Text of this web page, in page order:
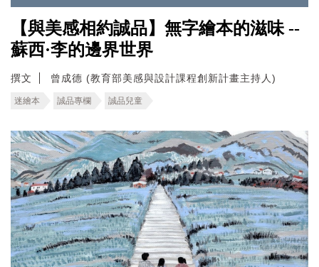
【與美感相約誠品】無字繪本的滋味 --
蘇西·李的邊界世界
撰文 曾成德 (教育部美感與設計課程創新計畫主持人)
迷繪本 誠品專欄 誠品兒童